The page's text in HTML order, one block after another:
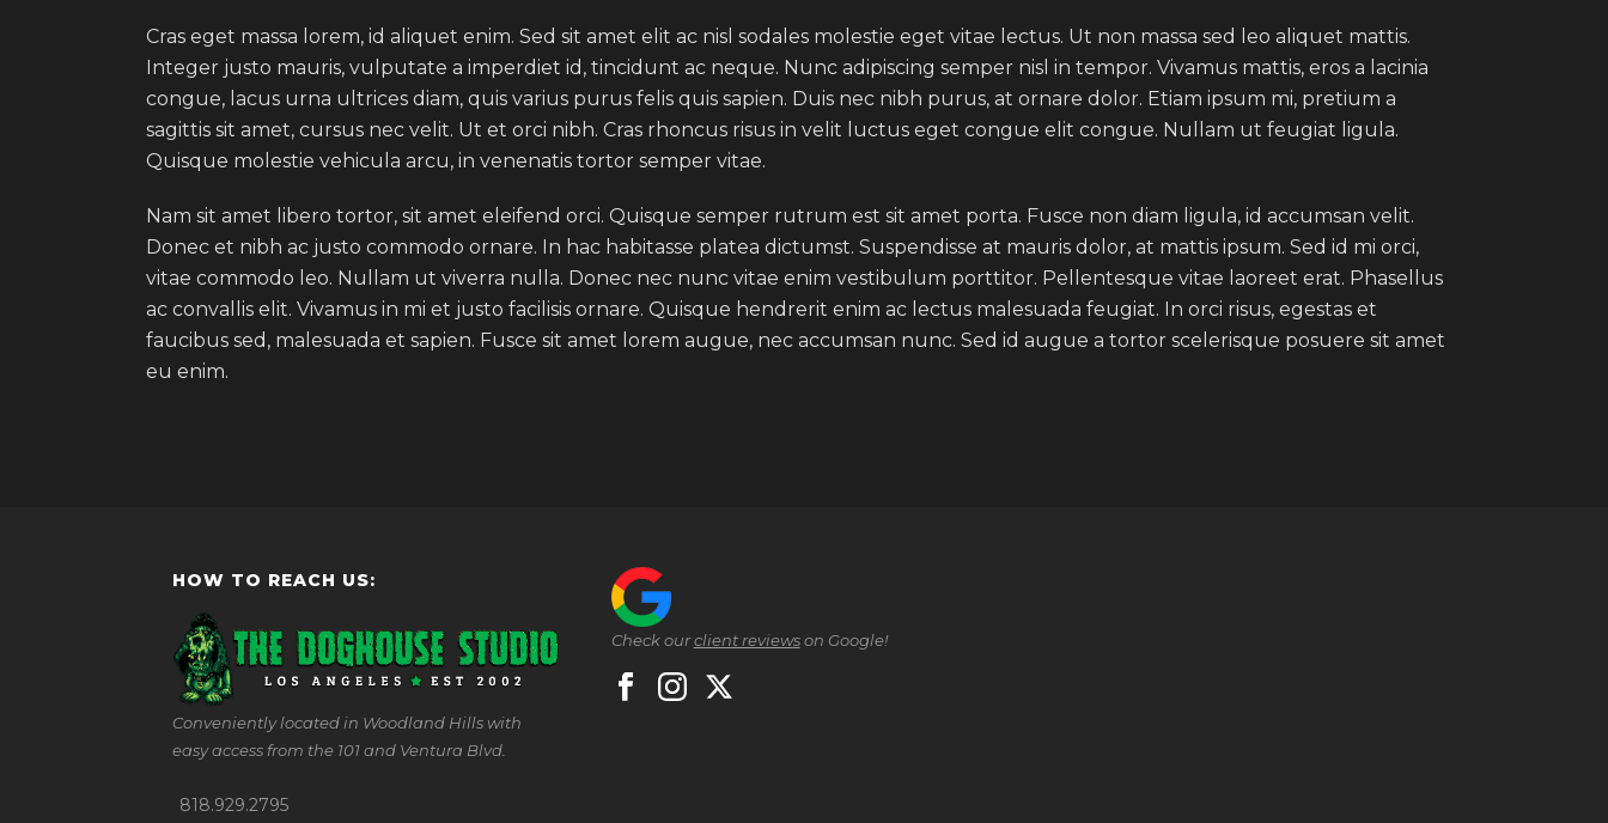
Cras eget massa lorem, id aliquet enim. Sed sit amet elit ac nisl sodales molestie eget vitae lectus. Ut non massa sed leo aliquet mattis.
Integer justo mauris, vulputate a imperdiet id, tincidunt ac neque. Nunc adipiscing semper nisl in tempor. Vivamus mattis, eros a lacinia
congue, lacus urna ultrices diam, quis varius purus felis quis sapien. Duis nec nibh purus, at ornare dolor. Etiam ipsum mi, pretium a
sagittis sit amet, cursus nec velit. Ut et orci nibh. Cras rhoncus risus in velit luctus eget congue elit congue. Nullam ut feugiat ligula.
Quisque molestie vehicula arcu, in venenatis tortor semper vitae.
Nam sit amet libero tortor, sit amet eleifend orci. Quisque semper rutrum est sit amet porta. Fusce non diam ligula, id accumsan velit.
Donec et nibh ac justo commodo ornare. In hac habitasse platea dictumst. Suspendisse at mauris dolor, at mattis ipsum. Sed id mi orci,
vitae commodo leo. Nullam ut viverra nulla. Donec nec nunc vitae enim vestibulum porttitor. Pellentesque vitae laoreet erat. Phasellus
ac convallis elit. Vivamus in mi et justo facilisis ornare. Quisque hendrerit enim ac lectus malesuada feugiat. In orci risus, egestas et
faucibus sed, malesuada et sapien. Fusce sit amet lorem augue, nec accumsan nunc. Sed id augue a tortor scelerisque posuere sit amet
eu enim.
HOW TO REACH US:
Conveniently located in Woodland Hills with
easy access from the 101 and Ventura Blvd.
818.929.2795
Check ourclient reviewson Google!